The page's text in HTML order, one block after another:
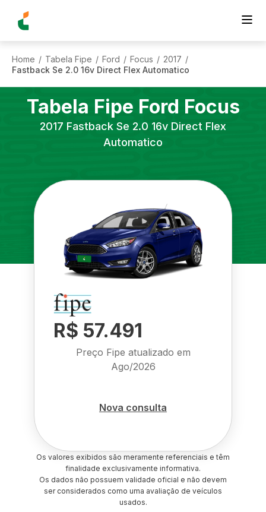
Home / Tabela Fipe / Ford / Focus / 2017 /
Fastback Se 2.0 16v Direct Flex Automatico
Tabela Fipe Ford Focus
2017 Fastback Se 2.0 16v Direct Flex
Automatico
R$ 57.491
Preço Fipe atualizado em
Ago/2026
Nova consulta
Os valores exibidos são meramente referenciais e têm
finalidade exclusivamente informativa.
Os dados não possuem validade oficial e não devem
ser considerados como uma avaliação de veículos
usados.